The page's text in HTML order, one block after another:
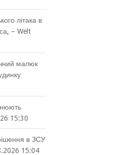
літака в
– Welt
малюк
15:30
в ЗСУ
15:04